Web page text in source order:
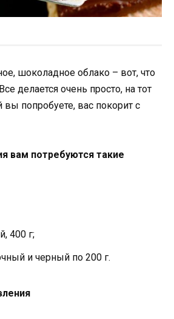
шоколадное облако – вот, что
делается очень просто, на тот
вы попробуете, вас покорит с
вам потребуются такие
400 г;
и черный по 200 г.